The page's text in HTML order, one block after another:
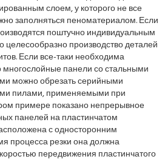
слоем, у которого не все
заполняться пеноматериалом. Если
поштучно индивидуальным
производство деталей
Если все-таки необходима
панели со стальными
можно обрезать серийными
пилами, применяемыми при
примере показано непрерывное
панелей на пластинчатом
с односторонним
процесса резки она должна
передвижения пластинчатого